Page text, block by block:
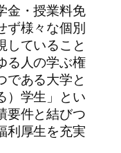
金・授業料免
ず様々な個別
していること
る人の学ぶ権
である大学と
）学生」とい
要件と結びつ
利厚生を充実